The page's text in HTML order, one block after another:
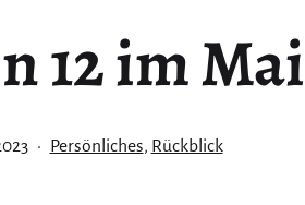
12 im
Kategorisiert
Persönliches, Rückblick